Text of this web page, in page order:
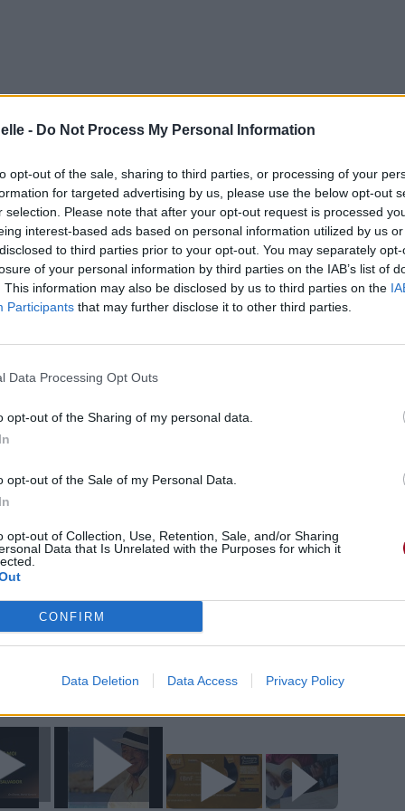
- Do Not Process My Personal Information
opt-out of the sale, sharing to third parties, or processing of your
for targeted advertising by us, please use the below opt-out
selection. Please note that after your opt-out request is processed
interest-based ads based on personal information utilized by us
to third parties prior to your opt-out. You may separately
of your personal information by third parties on the IAB’s list of
This information may also be disclosed by us to third parties on the
Participants that may further disclose it to other third parties.
Data Processing Opt Outs
opt-out of the Sharing of my personal data.
opt-out of the Sale of my Personal Data.
opt-out of Collection, Use, Retention, Sale, and/or Sharing
Data that Is Unrelated with the Purposes for which it
CONFIRM
Data Deletion Data Access Privacy Policy
à 7h10.
sur
au meilleur prix sur